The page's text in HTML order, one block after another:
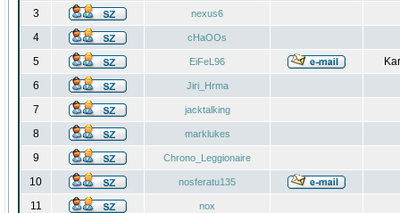
3 nexus6
4 cHaOOs
5 EiFeL96
6
Jiri_Hrma
7 jacktalking
8 marklukes
9 Chrono_Leggionaire
10 nosferatu135
11 nox